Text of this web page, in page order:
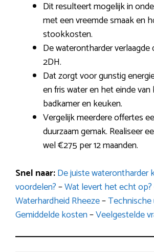
Dit resulteert mogelijk in
met een vreemde smaak en
stookkosten.
De waterontharder verlaagde
2DH.
Dat zorgt voor gunstig
en fris water en het einde van
badkamer en keuken.
Vergelijk meerdere offertes
duurzaam gemak. Realiseer
wel €275 per 12 maanden.
Snel naar:De juiste waterontharder
voordelen?–Wat levert het echt op?
Waterhardheid Rheeze–
Gemiddelde kosten–Veelgestelde